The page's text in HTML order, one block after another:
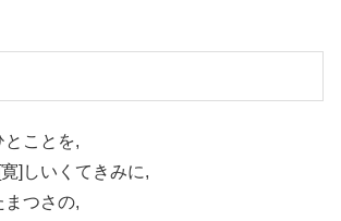
とことを,
]しいくてきみに,
まつさの,